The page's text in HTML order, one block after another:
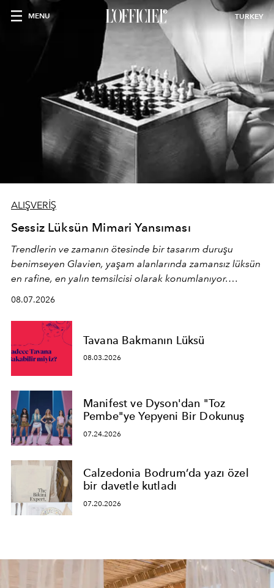
MENU TURKEY
ALIŞVERİŞ
Sessiz Lüksün Mimari Yansıması
Trendlerin ve zamanın ötesinde bir tasarım duruşu
benimseyen Glavien, yaşam alanlarında zamansız lüksün
en rafine, en yalın temsilcisi olarak konumlanıyor.
en yeni seçkisiyle bu imza felsefesini mekanlara taşıyor.
08.07.2026
Tavana Bakmanın Lüksü
08.03.2026
Manifest ve Dyson'dan "Toz
Pembe"ye Yepyeni Bir Dokunuş
07.24.2026
Calzedonia Bodrum’da yazı özel
bir davetle kutladı
07.20.2026